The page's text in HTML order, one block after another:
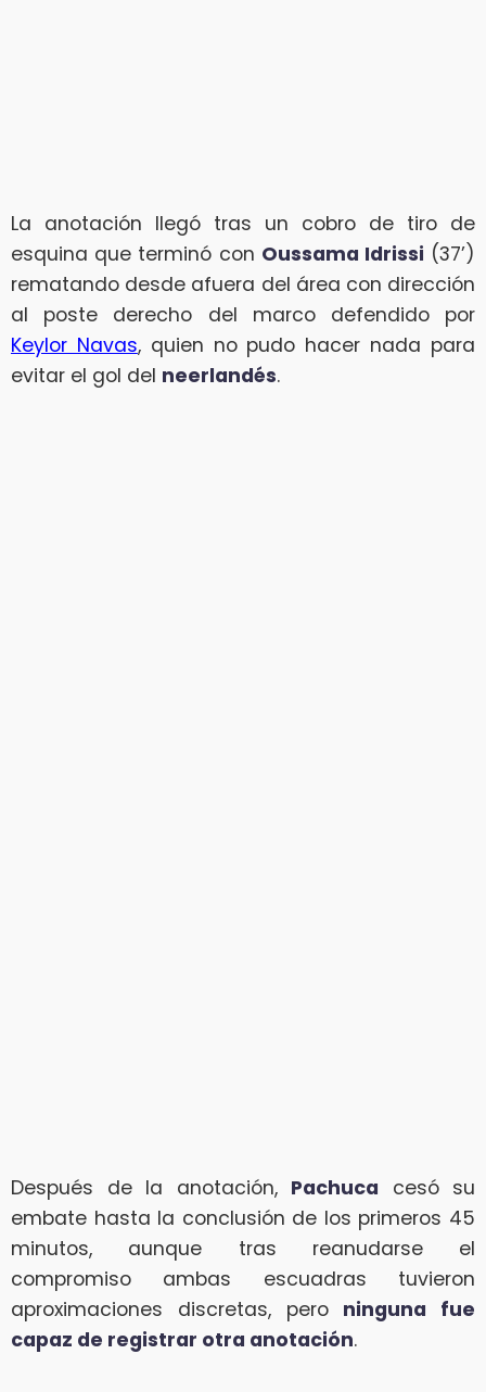
La anotación llegó tras un cobro de tiro de
esquina que terminó con Oussama Idrissi (37’)
rematando desde afuera del área con dirección
al poste derecho del marco defendido por
Keylor Navas, quien no pudo hacer nada para
evitar el gol del neerlandés.
Después de la anotación, Pachuca cesó su
embate hasta la conclusión de los primeros 45
minutos, aunque tras reanudarse el
compromiso ambas escuadras tuvieron
aproximaciones discretas, pero ninguna fue
capaz de registrar otra anotación.